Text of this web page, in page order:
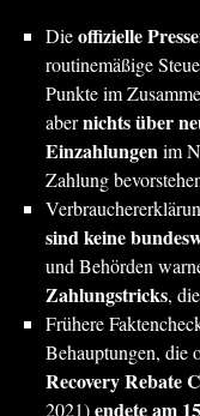
Dieoffizielle
routinemäßige
Punkte im
abernichts über
Einzahlungenim
Zahlung
sind keine
und Behörden
Zahlungstricks,
Frühere
Behauptungen, die
Recovery Rebate
2021)endete am